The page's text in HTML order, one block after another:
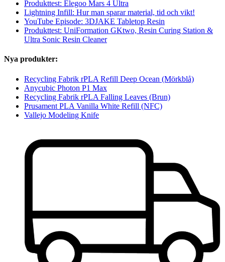
Produkttest: Elegoo Mars 4 Ultra
Lightning Infill: Hur man sparar material, tid och vikt!
YouTube Episode: 3DJAKE Tabletop Resin
Produkttest: UniFormation GKtwo, Resin Curing Station &
Ultra Sonic Resin Cleaner
Nya produkter:
Recycling Fabrik rPLA Refill Deep Ocean (Mörkblå)
Anycubic Photon P1 Max
Recycling Fabrik rPLA Falling Leaves (Brun)
Prusament PLA Vanilla White Refill (NFC)
Vallejo Modeling Knife